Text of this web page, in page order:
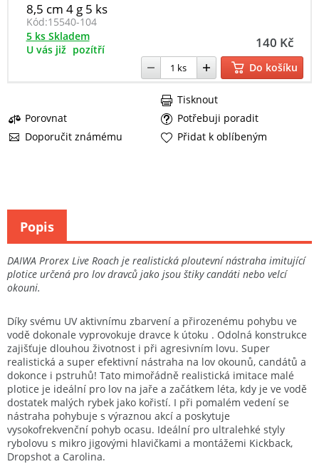
8,5 cm 4 g 5 ks
Kód:15540-104
140 Kč
5 ks Skladem
U vás již pozítří
Do košíku
Porovnat
Potřebuji poradit
Doporučit známému
Tisknout
Přidat k oblíbeným
DAIWA Prorex Live Roach je realistická ploutevní nástraha imitující
plotice určená pro lov dravců jako jsou štiky candáti nebo velcí
okouni.
Díky svému UV aktivnímu zbarvení a přirozenému pohybu ve
vodě dokonale vyprovokuje dravce k útoku . Odolná konstrukce
zajišťuje dlouhou životnost i při agresivním lovu. Super
realistická a super efektivní nástraha na lov okounů, candátů a
dokonce i pstruhů! Tato mimořádně realistická imitace malé
plotice je ideální pro lov na jaře a začátkem léta, kdy je ve vodě
dostatek malých rybek jako kořistí. I při pomalém vedení se
nástraha pohybuje s výraznou akcí a poskytuje
vysokofrekvenční pohyb ocasu. Ideální pro ultralehké styly
rybolovu s mikro jigovými hlavičkami a montážemi Kickback,
Dropshot a Carolina.
Popis